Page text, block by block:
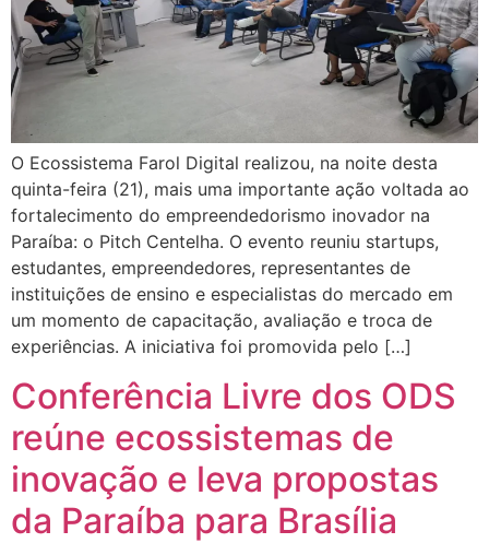
O Ecossistema Farol Digital realizou, na noite desta
quinta-feira (21), mais uma importante ação voltada ao
fortalecimento do empreendedorismo inovador na
Paraíba: o Pitch Centelha. O evento reuniu startups,
estudantes, empreendedores, representantes de
instituições de ensino e especialistas do mercado em
um momento de capacitação, avaliação e troca de
experiências. A iniciativa foi promovida pelo […]
Conferência Livre dos ODS
reúne ecossistemas de
inovação e leva propostas
da Paraíba para Brasília